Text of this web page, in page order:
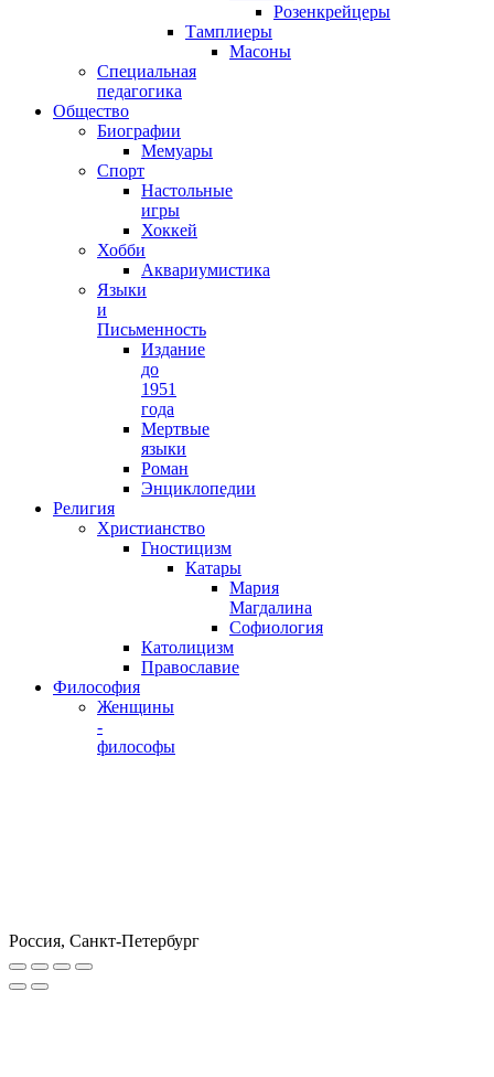
Розенкрейцеры
Тамплиеры
Масоны
Специальная
педагогика
Общество
Биографии
Мемуары
Спорт
Настольные
игры
Хоккей
Хобби
Аквариумистика
Языки
и
Письменность
Издание
до
1951
года
Мертвые
языки
Роман
Энциклопедии
Религия
Христианство
Гностицизм
Катары
Мария
Магдалина
Софиология
Католицизм
Православие
Философия
Женщины
-
философы
Россия, Санкт-Петербург